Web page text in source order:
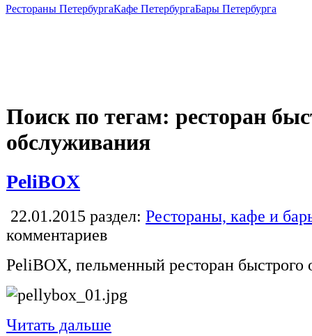
Рестораны ПетербургаКафе ПетербургаБары Петербурга
Поиск по тегам: ресторан
обслуживания
PeliBOX
22.01.2015 раздел: Рестораны, кафе и
комментариев
PeliBOX, пельменный ресторан быстрого
Читать дальше